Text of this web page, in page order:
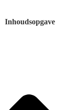
Inhoudsopgave